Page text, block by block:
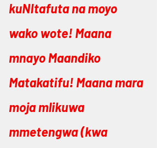
kuNItafuta na moyo
wako wote! Maana
mnayo Maandiko
Matakatifu! Maana mara
moja mlikuwa
mmetengwa (kwa